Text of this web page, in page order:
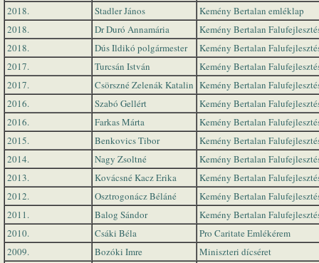
2018.
Stadler János
Kemény Bertalan emléklap
2018.
Dr Duró Annamária
Kemény Bertalan
2018.
Dús Ildikó polgármester
Kemény Bertalan
2017.
Turcsán István
Kemény Bertalan
2017.
Csörszné Zelenák Katalin Kemény Bertalan
2016.
Szabó Gellért
Kemény Bertalan
2016.
Farkas Márta
Kemény Bertalan
2015.
Benkovics Tibor
Kemény Bertalan
2014.
Nagy Zsoltné
Kemény Bertalan
2013.
Kovácsné Kacz Erika
Kemény Bertalan
2012.
Osztrogonácz Béláné
Kemény Bertalan
2011.
Balog Sándor
Kemény Bertalan
2010.
Csáki Béla
Pro Caritate Emlékérem
2009.
Bozóki Imre
Miniszteri dícséret